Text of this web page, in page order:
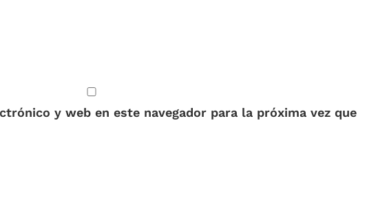
y web en este navegador para la próxima vez que